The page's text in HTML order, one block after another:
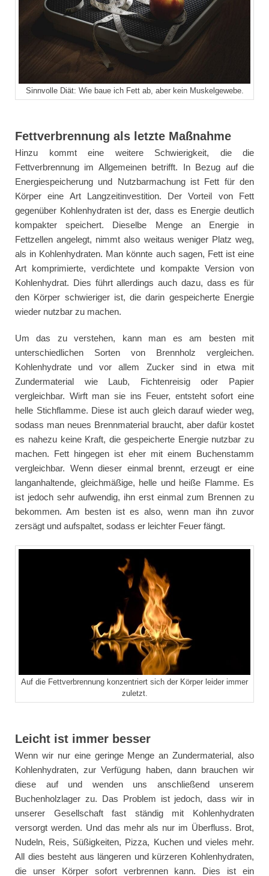
Sinnvolle Diät: Wie baue ich Fett ab, aber kein Muskelgewebe.
Fettverbrennung als letzte Maßnahme
Hinzu kommt eine weitere Schwierigkeit, die die
Fettverbrennung im Allgemeinen betrifft. In Bezug auf die
Energiespeicherung und Nutzbarmachung ist Fett für den
Körper eine Art Langzeitinvestition. Der Vorteil von Fett
gegenüber Kohlenhydraten ist der, dass es Energie deutlich
kompakter speichert. Dieselbe Menge an Energie in
Fettzellen angelegt, nimmt also weitaus weniger Platz weg,
als in Kohlenhydraten. Man könnte auch sagen, Fett ist eine
Art komprimierte, verdichtete und kompakte Version von
Kohlenhydrat. Dies führt allerdings auch dazu, dass es für
den Körper schwieriger ist, die darin gespeicherte Energie
wieder nutzbar zu machen.
Um das zu verstehen, kann man es am besten mit
unterschiedlichen Sorten von Brennholz vergleichen.
Kohlenhydrate und vor allem Zucker sind in etwa mit
Zundermaterial wie Laub, Fichtenreisig oder Papier
vergleichbar. Wirft man sie ins Feuer, entsteht sofort eine
helle Stichflamme. Diese ist auch gleich darauf wieder weg,
sodass man neues Brennmaterial braucht, aber dafür kostet
es nahezu keine Kraft, die gespeicherte Energie nutzbar zu
machen. Fett hingegen ist eher mit einem Buchenstamm
vergleichbar. Wenn dieser einmal brennt, erzeugt er eine
langanhaltende, gleichmäßige, helle und heiße Flamme. Es
ist jedoch sehr aufwendig, ihn erst einmal zum Brennen zu
bekommen. Am besten ist es also, wenn man ihn zuvor
zersägt und aufspaltet, sodass er leichter Feuer fängt.
Auf die Fettverbrennung konzentriert sich der Körper leider immer
zuletzt.
Leicht ist immer besser
Wenn wir nur eine geringe Menge an Zundermaterial, also
Kohlenhydraten, zur Verfügung haben, dann brauchen wir
diese auf und wenden uns anschließend unserem
Buchenholzlager zu. Das Problem ist jedoch, dass wir in
unserer Gesellschaft fast ständig mit Kohlenhydraten
versorgt werden. Und das mehr als nur im Überfluss. Brot,
Nudeln, Reis, Süßigkeiten, Pizza, Kuchen und vieles mehr.
All dies besteht aus längeren und kürzeren Kohlenhydraten,
die unser Körper sofort verbrennen kann. Dies ist ein